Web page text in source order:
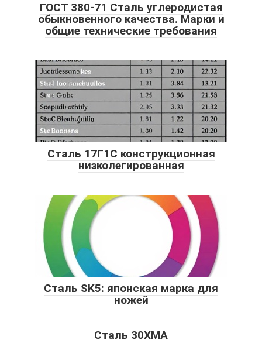
ГОСТ 380-71 Сталь углеродистая
обыкновенного качества. Марки и
общие технические требования
Сталь 17Г1С конструкционная
низколегированная
Сталь SK5: японская марка для
ножей
Сталь 30ХМА